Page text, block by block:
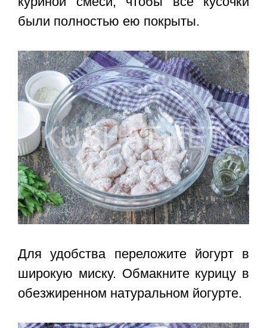
были полностью ею покрыты.
Для удобства переложите йогурт в
широкую миску. Обмакните курицу в
обезжиренном натуральном йогурте.